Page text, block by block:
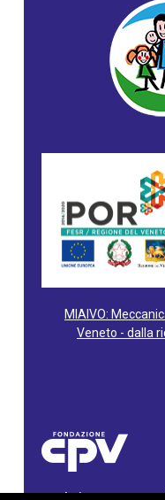
MIAIVO:
Veneto - dalla